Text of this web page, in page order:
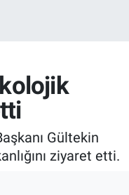
Gültekin
ziyaret etti.